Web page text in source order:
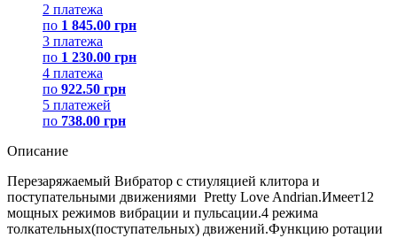
2 платежа
по 1 845.00 грн
3 платежа
по 1 230.00 грн
4 платежа
по 922.50 грн
5 платежей
по 738.00 грн
Описание
Перезаряжаемый Вибратор с стиуляцией клитора и
поступательными движениями Pretty Love Andrian.Имеет12
мощных режимов вибрации и пульсации.4 режима
толкательных(поступательных) движений.Функцию ротации